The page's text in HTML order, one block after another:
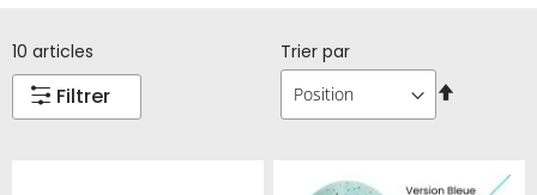
10 articles
Trier par
Filtrer